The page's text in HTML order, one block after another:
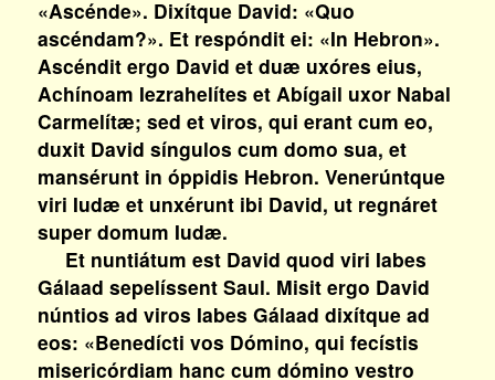
«Ascénde». Dixítque David: «Quo
ascéndam?». Et respóndit ei: «In Hebron».
Ascéndit ergo David et duæ uxóres eius,
Achínoam Iezrahelítes et Abígail uxor Nabal
Carmelítæ; sed et viros, qui erant cum eo,
duxit David síngulos cum domo sua, et
mansérunt in óppidis Hebron. Venerúntque
viri Iudæ et unxérunt ibi David, ut regnáret
super domum Iudæ.
Et nuntiátum est David quod viri Iabes
Gálaad sepelíssent Saul. Misit ergo David
núntios ad viros Iabes Gálaad dixítque ad
eos: «Benedícti vos Dómino, qui fecístis
misericórdiam hanc cum dómino vestro